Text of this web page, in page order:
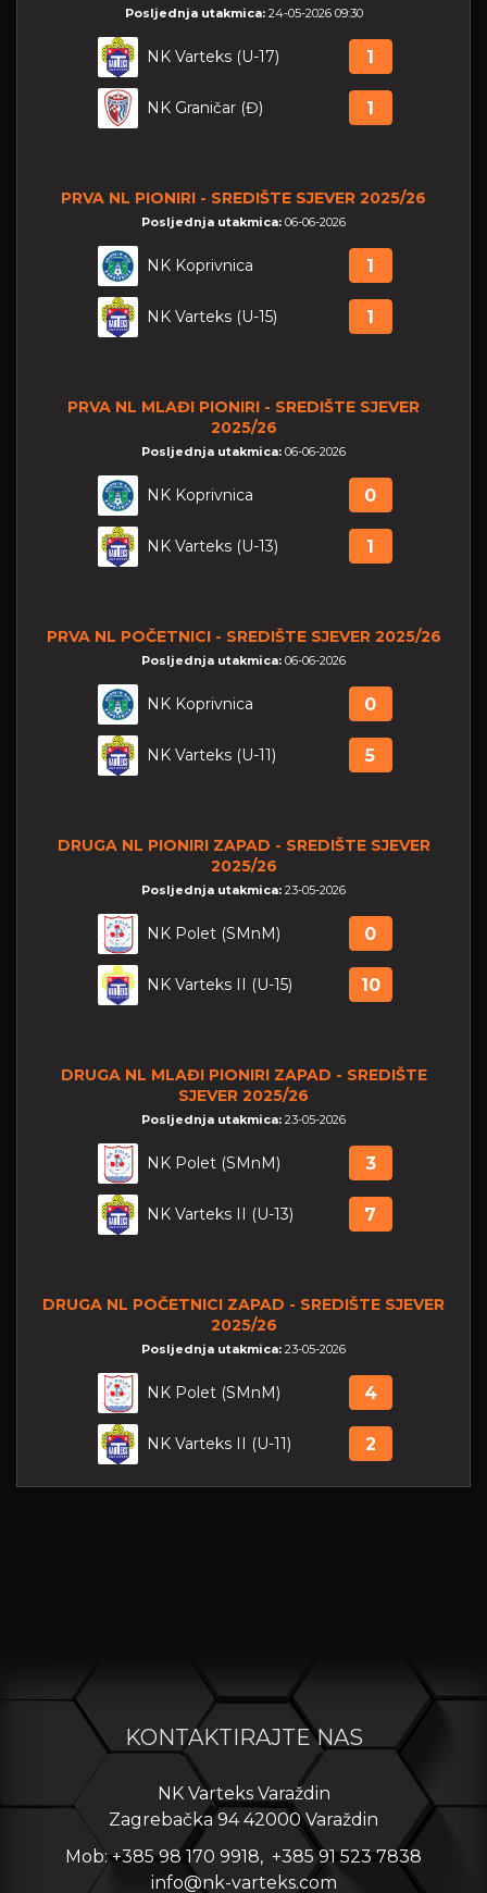
Posljednja utakmica: 24-05-2026 09:30
NK Varteks (U-17) 1
NK Graničar (Đ) 1
PRVA NL PIONIRI - SREDIŠTE SJEVER 2025/26
Posljednja utakmica: 06-06-2026
NK Koprivnica 1
NK Varteks (U-15) 1
PRVA NL MLAĐI PIONIRI - SREDIŠTE SJEVER
2025/26
Posljednja utakmica: 06-06-2026
NK Koprivnica 0
NK Varteks (U-13) 1
PRVA NL POČETNICI - SREDIŠTE SJEVER 2025/26
Posljednja utakmica: 06-06-2026
NK Koprivnica 0
NK Varteks (U-11) 5
DRUGA NL PIONIRI ZAPAD - SREDIŠTE SJEVER
2025/26
Posljednja utakmica: 23-05-2026
NK Polet (SMnM) 0
NK Varteks II (U-15) 10
DRUGA NL MLAĐI PIONIRI ZAPAD - SREDIŠTE
SJEVER 2025/26
Posljednja utakmica: 23-05-2026
NK Polet (SMnM) 3
NK Varteks II (U-13) 7
DRUGA NL POČETNICI ZAPAD - SREDIŠTE SJEVER
2025/26
Posljednja utakmica: 23-05-2026
NK Polet (SMnM) 4
NK Varteks II (U-11) 2
KONTAKTIRAJTE NAS
NK Varteks Varaždin
Zagrebačka 94 42000 Varaždin
Mob: +385 98 170 9918, +385 91 523 7838
info@nk-varteks.com